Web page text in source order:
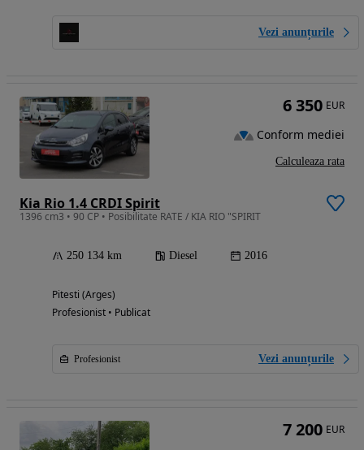
Vezi anunțurile
Kia Rio 1.4 CRDI Spirit
1396 cm3 • 90 CP • Posibilitate RATE / KIA RIO "SPIRIT
250 134 km Diesel 2016
Pitesti (Arges)
Profesionist • Publicat
Profesionist Vezi anunțurile
6 350 EUR
Conform mediei
Calculeaza rata
7 200 EUR